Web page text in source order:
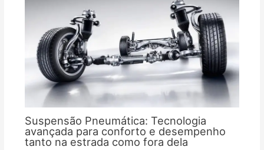
Suspensão Pneumática: Tecnologia
avançada para conforto e desempenho
tanto na estrada como fora dela